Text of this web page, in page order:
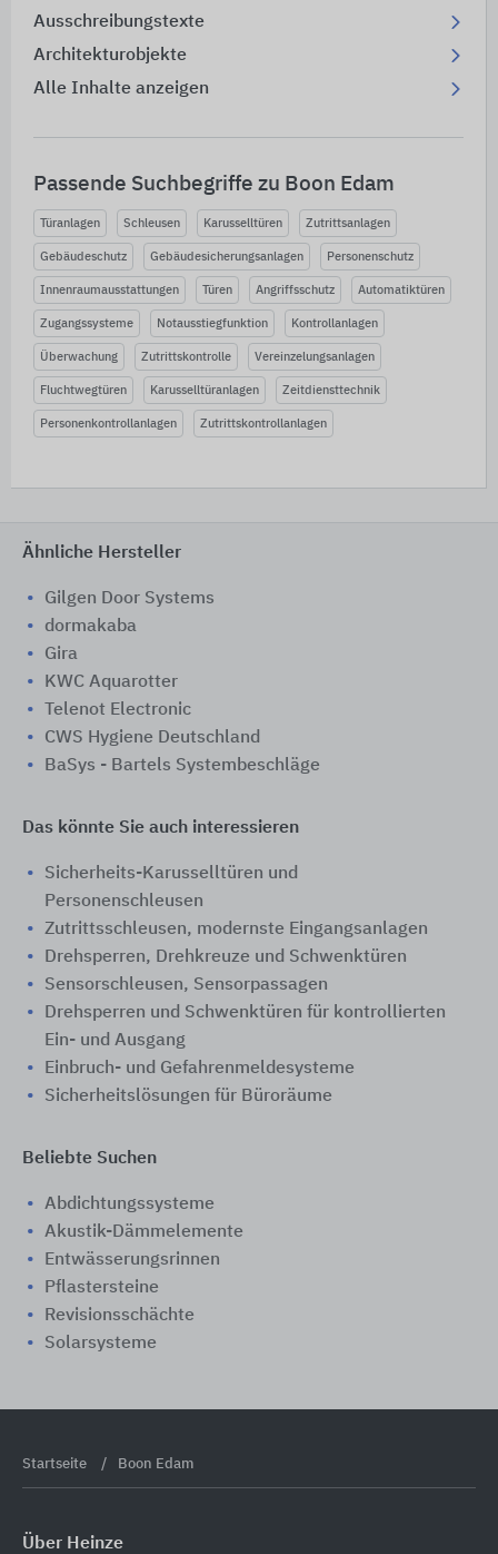
Ausschreibungstexte
Architekturobjekte
Alle Inhalte anzeigen
Passende Suchbegriffe zu Boon Edam
Türanlagen Schleusen Karusselltüren Zutrittsanlagen
Gebäudeschutz Gebäudesicherungsanlagen Personenschutz
Innenraumausstattungen Türen Angriffsschutz Automatiktüren
Zugangssysteme Notausstiegfunktion Kontrollanlagen
Überwachung Zutrittskontrolle Vereinzelungsanlagen
Fluchtwegtüren Karusselltüranlagen Zeitdiensttechnik
Personenkontrollanlagen Zutrittskontrollanlagen
Ähnliche Hersteller
Gilgen Door Systems
dormakaba
Gira
KWC Aquarotter
Telenot Electronic
CWS Hygiene Deutschland
BaSys - Bartels Systembeschläge
Das könnte Sie auch interessieren
Sicherheits-Karusselltüren und
Personenschleusen
Zutrittsschleusen, modernste Eingangsanlagen
Drehsperren, Drehkreuze und Schwenktüren
Sensorschleusen, Sensorpassagen
Drehsperren und Schwenktüren für kontrollierten
Ein- und Ausgang
Einbruch- und Gefahrenmeldesysteme
Sicherheitslösungen für Büroräume
Beliebte Suchen
Abdichtungssysteme
Akustik-Dämmelemente
Entwässerungsrinnen
Pflastersteine
Revisionsschächte
Solarsysteme
Startseite Boon Edam
Über Heinze